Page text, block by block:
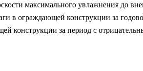
максимального увлажнения до
в ограждающей конструкции за
конструкции за период с